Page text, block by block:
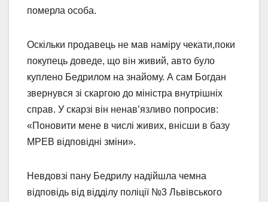
померла особа.
Оскільки продавець не мав наміру чекати,поки
покупець доведе, що він живий, авто було
куплено Бедрилом на знайому. А сам Богдан
звернувся зі скаргою до міністра внутрішніх
справ. У скарзі він ненав’язливо попросив:
«Поновити мене в числі живих, внісши в базу
МРЕВ відповідні зміни».
Невдовзі пану Бедрилу надійшла чемна
відповідь від відділу поліції №3 Львівського